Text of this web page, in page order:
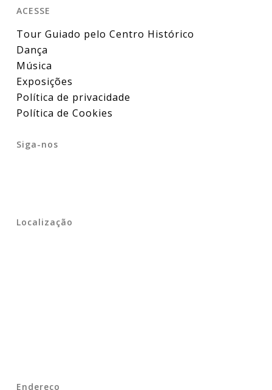
ACESSE
Tour Guiado pelo Centro Histórico
Dança
Música
Exposições
Política de privacidade
Política de Cookies
Siga-nos
Localização
Endereço